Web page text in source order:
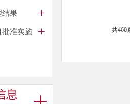
结果
批准实施
息
共460